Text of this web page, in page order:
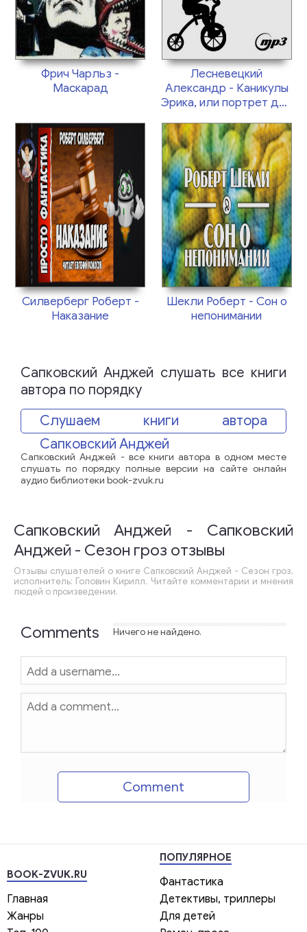
Фрич Чарльз -
Маскарад
Лесневецкий
Александр - Каникулы
Эрика, или портрет для
Силверберг Роберт -
Наказание
Шекли Роберт - Сон о
непонимании
Сапковский Анджей слушать все книги
автора по порядку
Слушаем книги автора
Сапковский Анджей
Сапковский Анджей - все книги автора в одном месте
слушать по порядку полные версии на сайте онлайн
аудио библиотеки book-zvuk.ru
Сапковский Анджей - Сапковский
Анджей - Сезон гроз отзывы
Отзывы слушателей о книге Сапковский Анджей - Сезон гроз,
исполнитель: Головин Кирилл. Читайте комментарии и мнения
людей о произведении.
Comments Ничего не найдено.
Comment
BOOK-ZVUK.RU
Главная
Жанры
ПОПУЛЯРНОЕ
Фантастика
Детективы, триллеры
Для детей